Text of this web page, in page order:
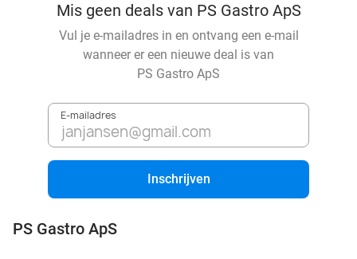
Mis geen deals van PS Gastro ApS
Vul je e-mailadres in en ontvang een e-mail
wanneer er een nieuwe deal is van
PS Gastro ApS
E-mailadres
Inschrijven
PS Gastro ApS